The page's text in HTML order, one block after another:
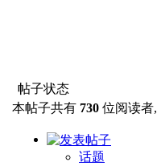
帖子状态
本帖子共有 730 位阅读者,
话题